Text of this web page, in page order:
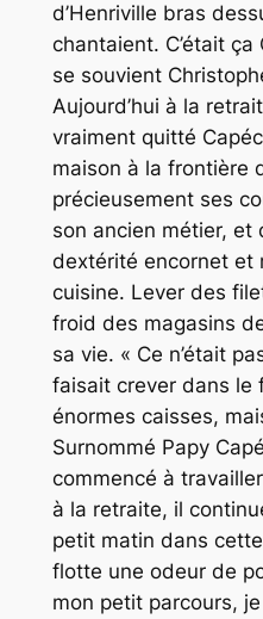
d’Henriville bras
chantaient. C’était ça
se souvient
Aujourd’hui à la
vraiment quitté
maison à la frontière
précieusement ses
son ancien métier, et
dextérité encornet et
cuisine. Lever des
froid des magasins
sa vie. « Ce n’était
faisait crever dans le
énormes caisses,
Surnommé Papy
commencé à
à la retraite, il
petit matin dans
flotte une odeur de
mon petit parcours,